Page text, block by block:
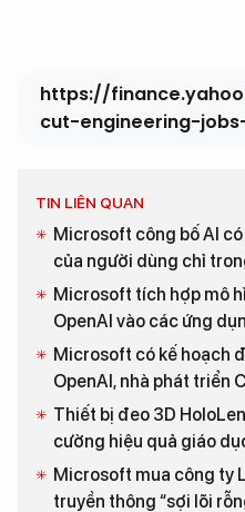
https://
cut-engineering-
TIN LIÊN QUAN
Microsoft công bố AI
của người dùng chỉ
Microsoft tích hợp mô
OpenAI vào các ứng
Microsoft có kế hoạch
OpenAI, nhà phát triển
Thiết bị đeo 3D
cường hiệu quả giáo
Microsoft mua công ty
truyền thông “sợi lõi